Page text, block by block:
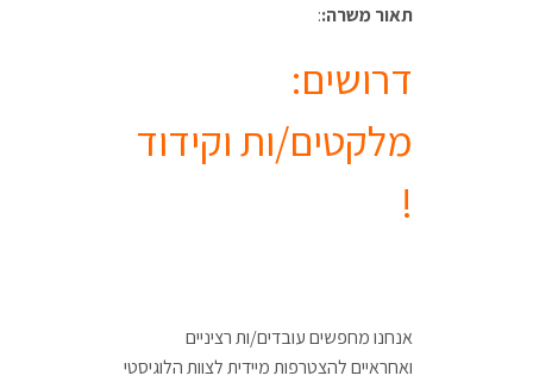
תאור משרה::
דרושים:
מלקטים/ות וקידוד
!
אנחנו מחפשים עובדים/ות רציניים
ואחראיים להצטרפות מיידית לצוות הלוגיסטי